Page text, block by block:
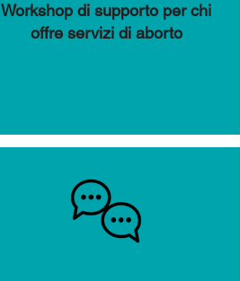
Workshop di supporto per chi
offre servizi di aborto